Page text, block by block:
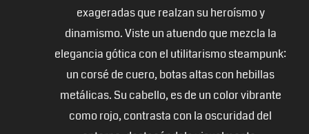
exageradas que realzan su heroísmo y
dinamismo. Viste un atuendo que mezcla la
elegancia gótica con el utilitarismo steampunk:
un corsé de cuero, botas altas con hebillas
metálicas. Su cabello, es de un color vibrante
como rojo, contrasta con la oscuridad del